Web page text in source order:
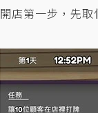
開店第一步，先